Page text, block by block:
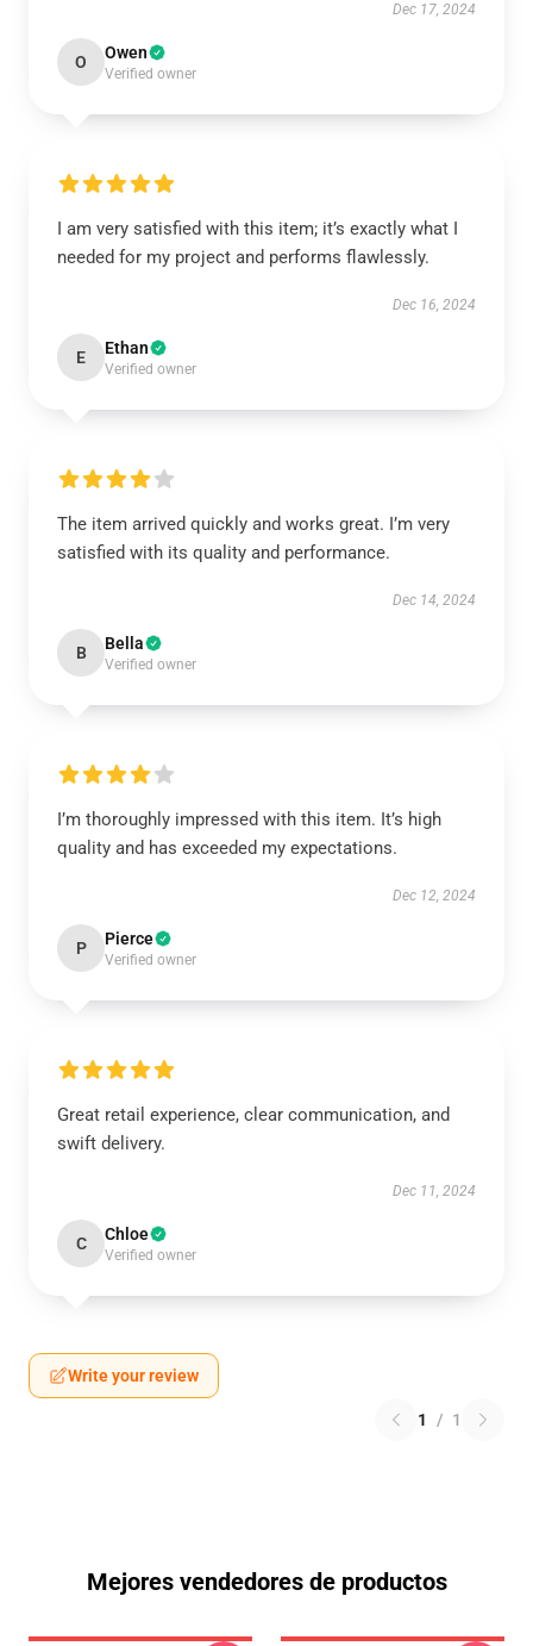
Dec 17, 2024
O Owen
Verified owner
I am very satisfied with this item; it’s exactly what I
needed for my project and performs flawlessly.
Dec 16, 2024
E Ethan
Verified owner
The item arrived quickly and works great. I’m very
satisfied with its quality and performance.
Dec 14, 2024
B Bella
Verified owner
I’m thoroughly impressed with this item. It’s high
quality and has exceeded my expectations.
Dec 12, 2024
P Pierce
Verified owner
Great retail experience, clear communication, and
swift delivery.
Dec 11, 2024
C Chloe
Verified owner
Write your review
1 / 1
Mejores vendedores de productos